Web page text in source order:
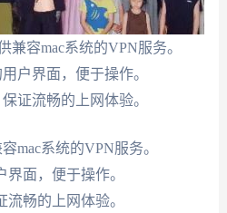
兼容mac系统的VPN服务。
户界面，便于操作。
证流畅的上网体验。
mac系统的VPN服务。
面，便于操作。
畅的上网体验。